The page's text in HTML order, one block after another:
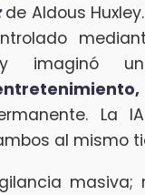
de Aldous
imaginó
La
al mismo
masiva;